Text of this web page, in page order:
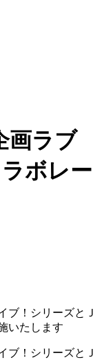
画ラブ
ボレー
ブ！シリーズとＪ
いたします
ブ！シリーズとＪ